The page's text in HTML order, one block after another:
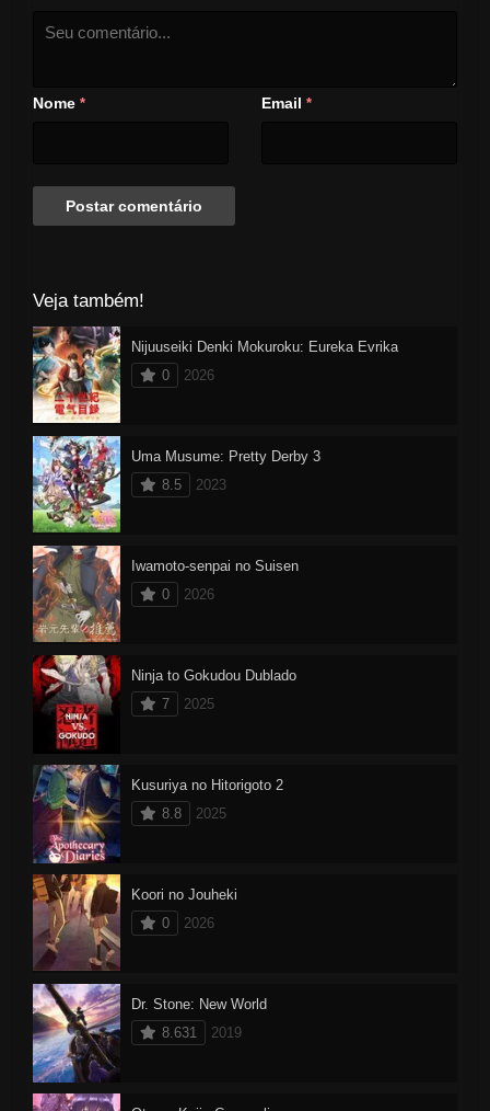
Nome * Email *
Veja também!
Nijuuseiki Denki Mokuroku: Eureka Evrika
0
2026
Uma Musume: Pretty Derby 3
8.5
2023
Iwamoto-senpai no Suisen
0
2026
Ninja to Gokudou Dublado
7
2025
Kusuriya no Hitorigoto 2
8.8
2025
Koori no Jouheki
0
2026
Dr. Stone: New World
8.631
2019